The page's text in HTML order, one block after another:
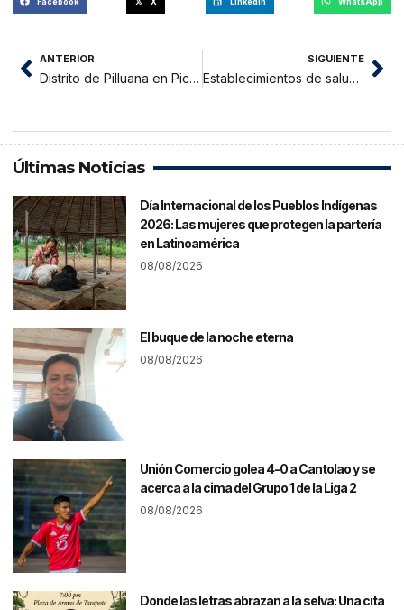
ANTERIOR
Distrito de Pilluana en Picota soportó temperatura más alta de esta semana
SIGUIENTE
Establecimientos de salud del Bajo Huallaga 2 de mayo cerrados por falta de presupuesto
Últimas Noticias
Día Internacional de los Pueblos Indígenas
2026: Las mujeres que protegen la partería
en Latinoamérica
08/08/2026
El buque de la noche eterna
08/08/2026
Unión Comercio golea 4-0 a Cantolao y se
acerca a la cima del Grupo 1 de la Liga 2
08/08/2026
Donde las letras abrazan a la selva: Una cita